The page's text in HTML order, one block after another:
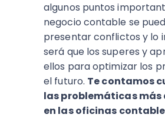
algunos puntos
negocio contable se
presentar conflictos y lo
será que los superes y
ellos para optimizar los
el futuro. Te contamos
las problemáticas más
en las oficinas